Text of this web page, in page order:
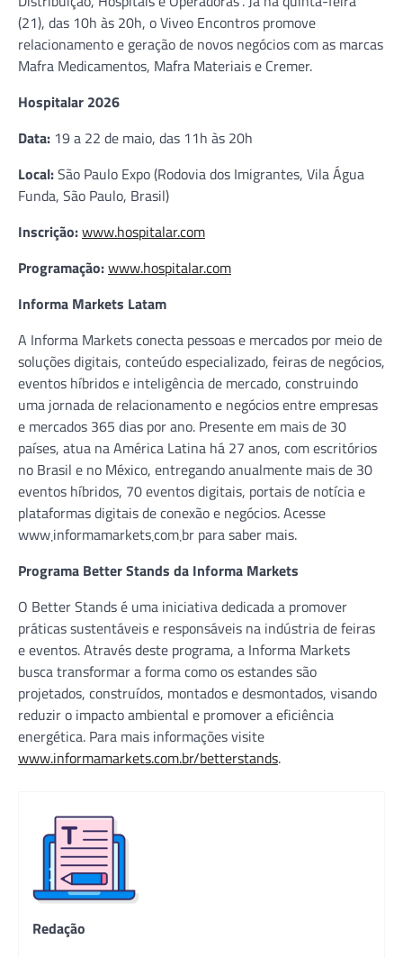
(21), das 10h às 20h, o Viveo Encontros promove
relacionamento e geração de novos negócios com as marcas
Mafra Medicamentos, Mafra Materiais e Cremer.
Hospitalar 2026
Data: 19 a 22 de maio, das 11h às 20h
Local:São Paulo Expo (Rodovia dos Imigrantes, Vila Água
Funda, São Paulo, Brasil)
Inscrição:www.hospitalar.com
Programação:www.hospitalar.com
Informa Markets Latam
A Informa Markets conecta pessoas e mercados por meio de
soluções digitais, conteúdo especializado, feiras de negócios,
eventos híbridos e inteligência de mercado, construindo
uma jornada de relacionamento e negócios entre empresas
e mercados 365 dias por ano. Presente em mais de 30
países, atua na América Latina há 27 anos, com escritórios
no Brasil e no México, entregando anualmente mais de 30
eventos híbridos, 70 eventos digitais, portais de notícia e
plataformas digitais de conexão e negócios. Acesse
www܂informamarkets܂com܂br para saber mais.
Programa Better Stands da Informa Markets
O Better Stands é uma iniciativa dedicada a promover
práticas sustentáveis e responsáveis na indústria de feiras
e eventos. Através deste programa, a Informa Markets
busca transformar a forma como os estandes são
projetados, construídos, montados e desmontados, visando
reduzir o impacto ambiental e promover a eficiência
energética. Para mais informações visite
www.informamarkets.com.br/betterstands.
Redação